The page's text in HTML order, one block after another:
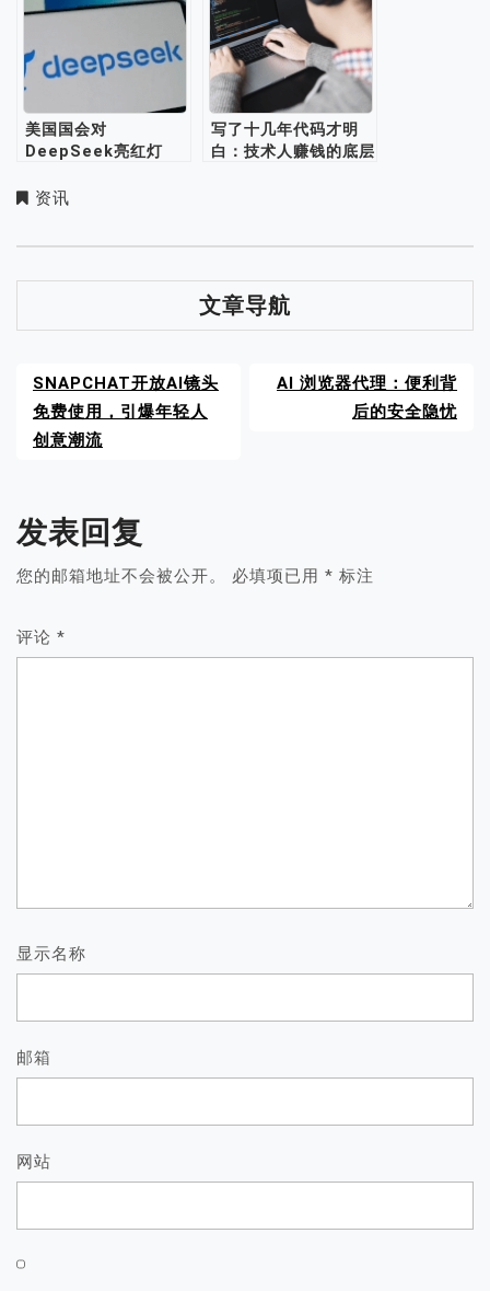
美国国会对
DeepSeek亮红灯
写了十几年代码才明
白：技术人赚钱的底层
资讯
文章导航
SNAPCHAT开放AI镜头
免费使用，引爆年轻人
创意潮流
AI 浏览器代理：便利背
后的安全隐忧
发表回复
您的邮箱地址不会被公开。 必填项已用 * 标注
评论 *
显示名称
邮箱
网站